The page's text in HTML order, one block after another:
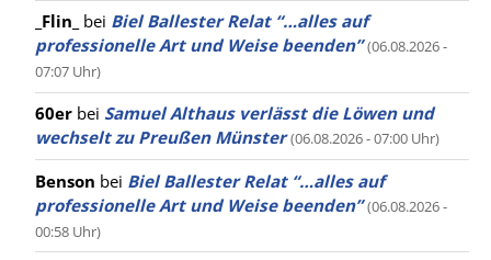
_Flin_ bei Biel Ballester Relat “…alles auf
professionelle Art und Weise beenden” (06.08.2026 -
07:07 Uhr)
60er bei Samuel Althaus verlässt die Löwen und
wechselt zu Preußen Münster (06.08.2026 - 07:00 Uhr)
Benson bei Biel Ballester Relat “…alles auf
professionelle Art und Weise beenden” (06.08.2026 -
00:58 Uhr)